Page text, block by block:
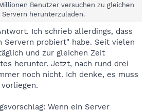
Benutzer versuchen zu gleichen
herunterzuladen.
Ich schrieb allerdings, dass
Servern probiert" habe. Seit vielen
und zur gleichen Zeit
herunter. Jetzt, nach rund drei
noch nicht. Ich denke, es muss
Wenn ein Server